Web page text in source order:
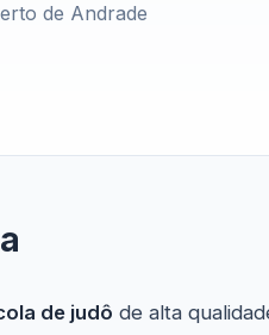
de Andrade
de judô de alta